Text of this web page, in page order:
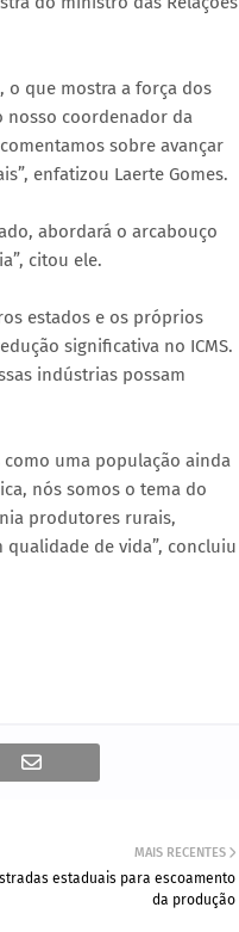
o que mostra a força dos
nosso coordenador da
sobre avançar
enfatizou Laerte Gomes.
abordará o arcabouço
citou ele.
estados e os próprios
significativa no ICMS.
indústrias possam
uma população ainda
nós somos o tema do
produtores rurais,
de vida”, concluiu
MAIS RECENTES
estaduais para escoamento
da produção